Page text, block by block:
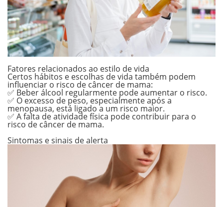
Fatores relacionados ao estilo de vida
Certos hábitos e escolhas de vida também podem
influenciar o risco de câncer de mama:
✅ Beber álcool regularmente pode aumentar o risco.
✅ O excesso de peso, especialmente após a
menopausa, está ligado a um risco maior.
✅ A falta de atividade física pode contribuir para o
risco de câncer de mama.
Sintomas e sinais de alerta